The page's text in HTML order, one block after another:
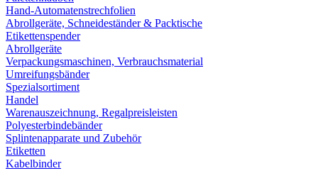
Hand-Automatenstrechfolien
Abrollgeräte, Schneideständer & Packtische
Etikettenspender
Abrollgeräte
Verpackungsmaschinen, Verbrauchsmaterial
Umreifungsbänder
Spezialsortiment
Handel
Warenauszeichnung, Regalpreisleisten
Polyesterbindebänder
Splintenapparate und Zubehör
Etiketten
Kabelbinder